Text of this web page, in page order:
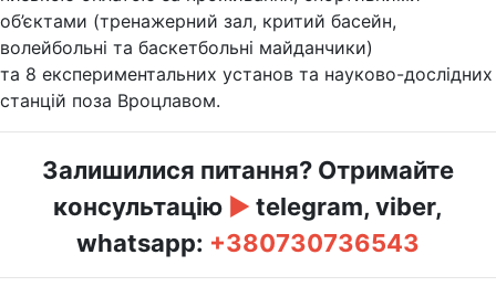
об’єктами (тренажерний зал, критий басейн,
волейбольні та баскетбольні майданчики)
та 8 експериментальних установ та науково-дослідних
станцій поза Вроцлавом.
Залишилися питання? Отримайте
консультацію ► telegram, viber,
whatsapp: +380730736543